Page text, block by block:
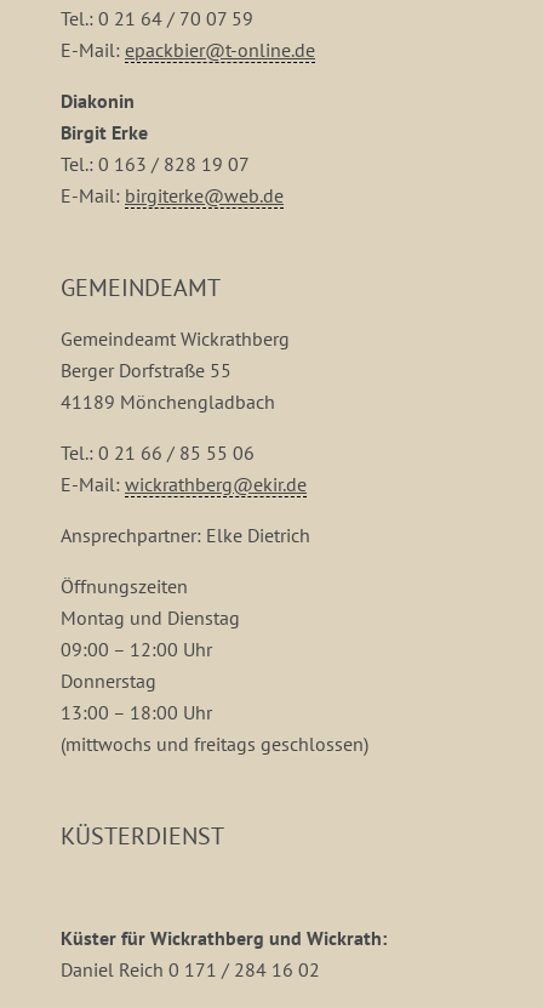
Tel.: 0 21 64 / 70 07 59
E-Mail: epackbier@t-online.de
Diakonin
Birgit Erke
Tel.: 0 163 / 828 19 07
E-Mail: birgiterke@web.de
GEMEINDEAMT
Gemeindeamt Wickrathberg
Berger Dorfstraße 55
41189 Mönchengladbach
Tel.: 0 21 66 / 85 55 06
E-Mail: wickrathberg@ekir.de
Ansprechpartner: Elke Dietrich
Öffnungszeiten
Montag und Dienstag
09:00 – 12:00 Uhr
Donnerstag
13:00 – 18:00 Uhr
(mittwochs und freitags geschlossen)
KÜSTERDIENST
Küster für Wickrathberg und Wickrath:
Daniel Reich 0 171 / 284 16 02